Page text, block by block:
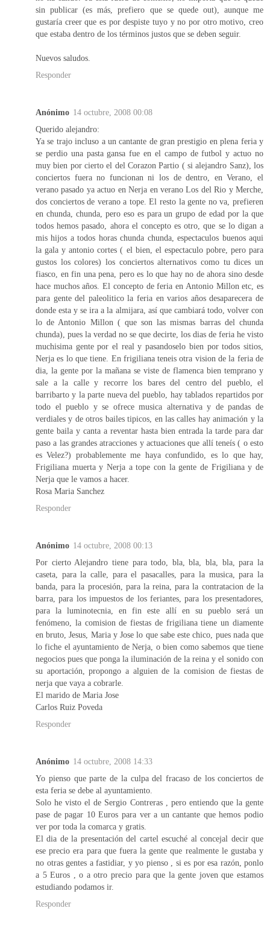
sin publicar (es más, prefiero que se quede out), aunque me
gustaría creer que es por despiste tuyo y no por otro motivo, creo
que estaba dentro de los términos justos que se deben seguir.
Nuevos saludos.
Responder
Anónimo 14 octubre, 2008 00:08
Querido alejandro:
Ya se trajo incluso a un cantante de gran prestigio en plena feria y
se perdio una pasta gansa fue en el campo de futbol y actuo no
muy bien por cierto el del Corazon Partio ( si alejandro Sanz), los
conciertos fuera no funcionan ni los de dentro, en Verano, el
verano pasado ya actuo en Nerja en verano Los del Rio y Merche,
dos conciertos de verano a tope. El resto la gente no va, prefieren
en chunda, chunda, pero eso es para un grupo de edad por la que
todos hemos pasado, ahora el concepto es otro, que se lo digan a
mis hijos a todos horas chunda chunda, espectaculos buenos aqui
la gala y antonio cortes ( el bien, el espectaculo pobre, pero para
gustos los colores) los conciertos alternativos como tu dices un
fiasco, en fin una pena, pero es lo que hay no de ahora sino desde
hace muchos años. El concepto de feria en Antonio Millon etc, es
para gente del paleolitico la feria en varios años desaparecera de
donde esta y se ira a la almijara, así que cambiará todo, volver con
lo de Antonio Millon ( que son las mismas barras del chunda
chunda), pues la verdad no se que decirte, los dias de feria he visto
muchisima gente por el real y pasandoselo bien por todos sitios,
Nerja es lo que tiene. En frigiliana teneis otra vision de la feria de
dia, la gente por la mañana se viste de flamenca bien temprano y
sale a la calle y recorre los bares del centro del pueblo, el
barribarto y la parte nueva del pueblo, hay tablados repartidos por
todo el pueblo y se ofrece musica alternativa y de pandas de
verdiales y de otros bailes tipicos, en las calles hay animación y la
gente baila y canta a reventar hasta bien entrada la tarde para dar
paso a las grandes atracciones y actuaciones que allí teneís ( o esto
es Velez?) probablemente me haya confundido, es lo que hay,
Frigiliana muerta y Nerja a tope con la gente de Frigiliana y de
Nerja que le vamos a hacer.
Rosa Maria Sanchez
Responder
Anónimo 14 octubre, 2008 00:13
Por cierto Alejandro tiene para todo, bla, bla, bla, bla, para la
caseta, para la calle, para el pasacalles, para la musica, para la
banda, para la procesión, para la reina, para la contratacion de la
barra, para los impuestos de los feriantes, para los presentadores,
para la luminotecnia, en fin este allí en su pueblo será un
fenómeno, la comision de fiestas de frigiliana tiene un diamente
en bruto, Jesus, Maria y Jose lo que sabe este chico, pues nada que
lo fiche el ayuntamiento de Nerja, o bien como sabemos que tiene
negocios pues que ponga la iluminación de la reina y el sonido con
su aportación, propongo a alguien de la comision de fiestas de
nerja que vaya a cobrarle.
El marido de Maria Jose
Carlos Ruiz Poveda
Responder
Anónimo 14 octubre, 2008 14:33
Yo pienso que parte de la culpa del fracaso de los conciertos de
esta feria se debe al ayuntamiento.
Solo he visto el de Sergio Contreras , pero entiendo que la gente
pase de pagar 10 Euros para ver a un cantante que hemos podio
ver por toda la comarca y gratis.
El dia de la presentación del cartel escuché al concejal decir que
ese precio era para que fuera la gente que realmente le gustaba y
no otras gentes a fastidiar, y yo pienso , si es por esa razón, ponlo
a 5 Euros , o a otro precio para que la gente joven que estamos
estudiando podamos ir.
Responder